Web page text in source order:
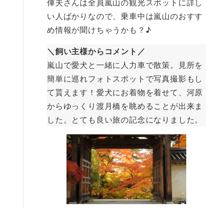
俥夫さんは全員嵐山の観光スポットに詳し
い人ばかりなので、乗車中は嵐山のおすす
め情報が聞けちゃうかも？♪
＼飼い主様からコメント／
嵐山で愛犬と一緒に人力車で散策。見所を
簡単に巡れフォトスポットで写真撮影もし
て貰えます！愛犬にお着物を着せて、河原
からゆっくり渡月橋を眺めることが出来ま
した。とても良い旅の記念になりました。